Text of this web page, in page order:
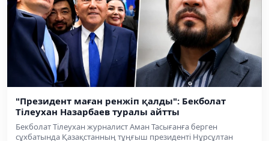
"Президент маған ренжіп қалды": Бекболат
Тілеухан Назарбаев туралы айтты
Бекболат Тілеухан журналист Аман Тасығанға берген
сұхбатында Қазақстанның тұңғыш президенті Нұрсұлтан